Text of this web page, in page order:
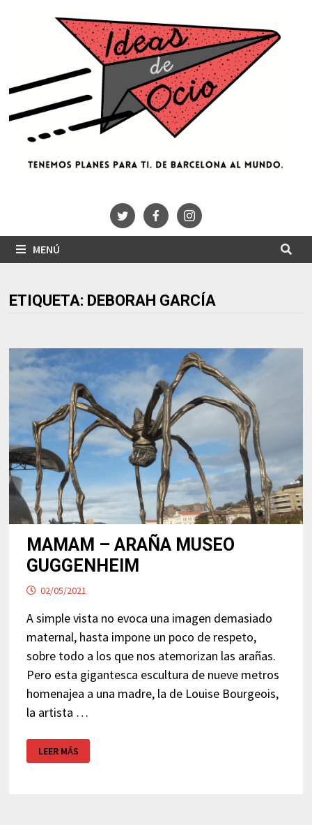
MENÚ
ETIQUETA: DEBORAH GARCÍA
MAMAM – ARAÑA MUSEO
GUGGENHEIM
02/05/2021
A simple vista no evoca una imagen demasiado
maternal, hasta impone un poco de respeto,
sobre todo a los que nos atemorizan las arañas.
Pero esta gigantesca escultura de nueve metros
homenajea a una madre, la de Louise Bourgeois,
la artista …
–
ARAÑA
LEER MÁS